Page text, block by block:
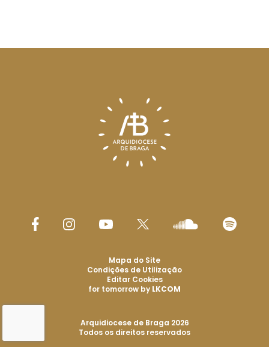
Arquidiocese de Braga 2026
Todos os direitos reservados
Mapa do Site
Condições de Utilização
Editar Cookies
for tomorrow by LKCOM